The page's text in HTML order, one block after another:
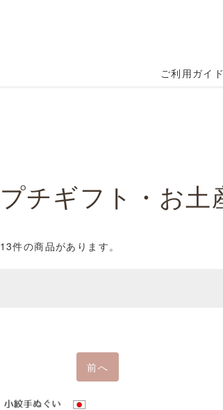
ご利用ガイド
プチギフト・お土
13件の商品があります。
前へ